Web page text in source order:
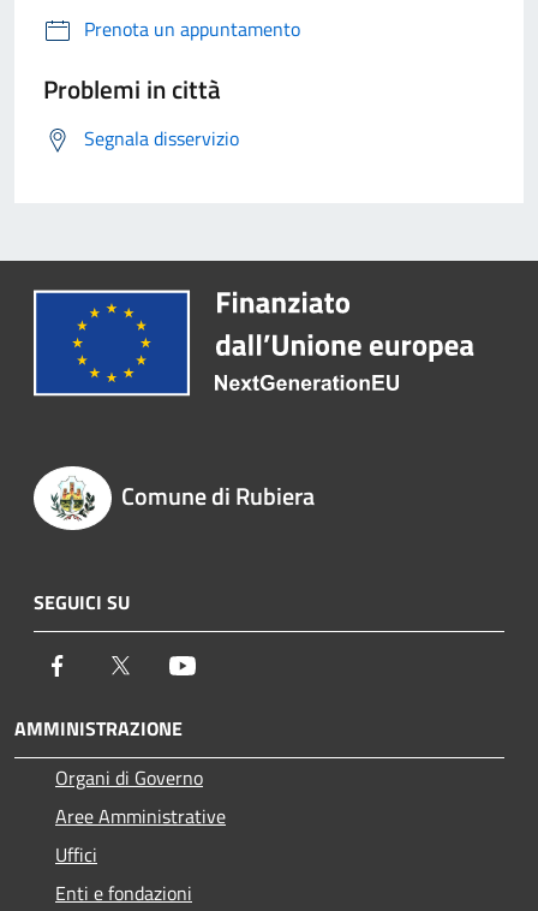
Prenota un appuntamento
Problemi in città
Segnala disservizio
Comune di Rubiera
SEGUICI SU
Facebook Twitter
AMMINISTRAZIONE
Organi di Governo
Aree Amministrative
Uffici
Enti e fondazioni